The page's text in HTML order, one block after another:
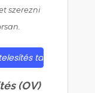
szerezni
(OV)